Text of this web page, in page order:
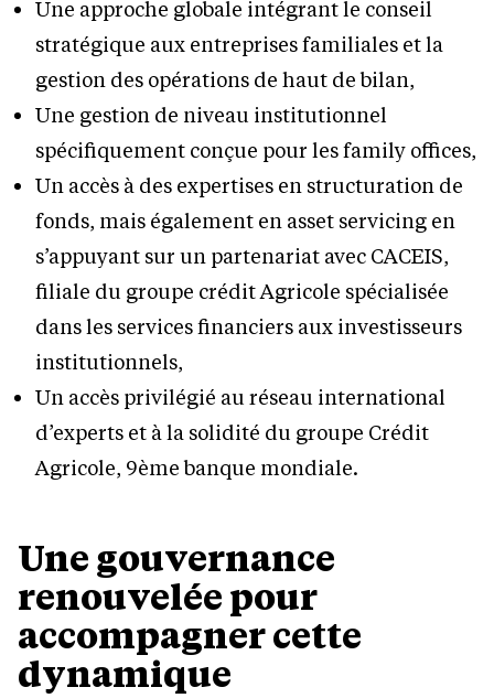
Une approche globale intégrant le conseil
stratégique aux entreprises familiales et la
gestion des opérations de haut de bilan,
Une gestion de niveau institutionnel
spécifiquement conçue pour les family offices,
Un accès à des expertises en structuration de
fonds, mais également en asset servicing en
s’appuyant sur un partenariat avec CACEIS,
filiale du groupe crédit Agricole spécialisée
dans les services financiers aux investisseurs
institutionnels,
Un accès privilégié au réseau international
d’experts et à la solidité du groupe Crédit
Agricole, 9ème banque mondiale.
Une gouvernance
renouvelée pour
accompagner cette
dynamique